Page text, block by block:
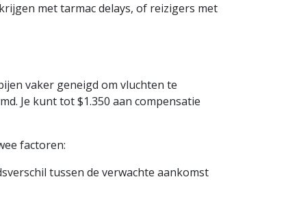
met tarmac delays, of reizigers met
vaker geneigd om vluchten te
Je kunt tot $1.350 aan compensatie
factoren:
tussen de verwachte aankomst